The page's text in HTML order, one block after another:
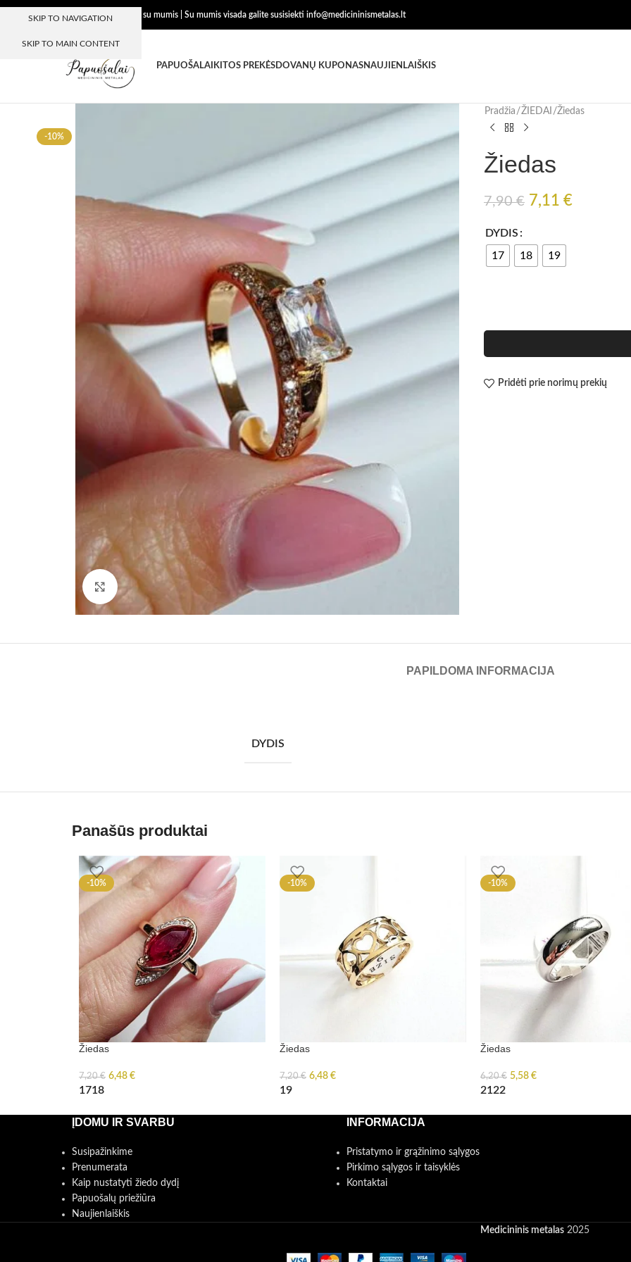
SKIP TO NAVIGATION
SKIP TO MAIN CONTENT
Dėkojame, kad esate su mumis | Su mumis visada galite susisiekti info@medicininismetalas.lt
PAPUOŠALAI KITOS PREKĖSDOVANŲ KUPONASNAUJIENLAIŠKIS
-10%
Paspauskite, kad padidinti
Pradžia ŽIEDAI Žiedas
Žiedas
7,90€ 7,11 €
DYDIS
17
18 19
Pridėti prie norimų prekių
PAPILDOMA INFORMACIJA
DYDIS
Panašūs produktai
-10%
Žiedas
7,20€ 6,48 €
1718
-10%
Žiedas
7,20€ 6,48 €
19
-10%
Žiedas
6,20€ 5,58 €
2122
ĮDOMU IR SVARBU
Susipažinkime
Prenumerata
Kaip nustatyti žiedo dydį
Papuošalų priežiūra
Naujienlaiškis
INFORMACIJA
Pristatymo ir grąžinimo sąlygos
Pirkimo sąlygos ir taisyklės
Kontaktai
Medicininis metalas 2025